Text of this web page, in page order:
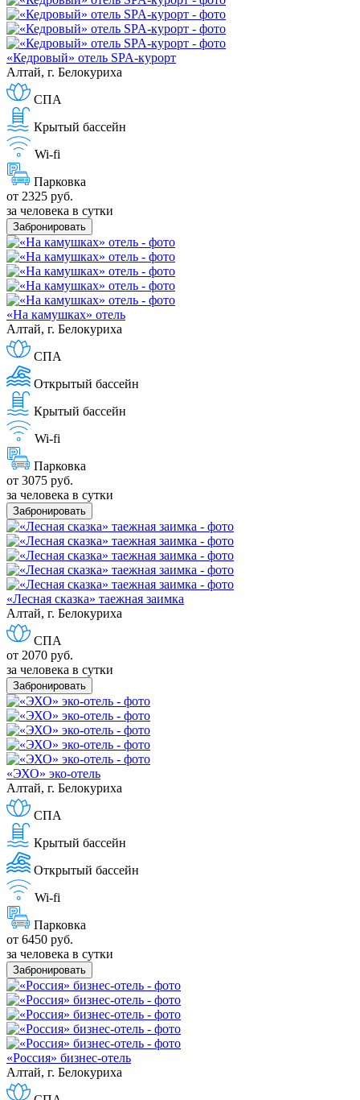
«Кедровый» отель SPA-курорт
Алтай, г. Белокуриха
СПА
Крытый бассейн
Wi-fi
Парковка
от 2325 руб.
за человека в сутки
Забронировать
«На камушках» отель
Алтай, г. Белокуриха
СПА
Открытый бассейн
Крытый бассейн
Wi-fi
Парковка
от 3075 руб.
за человека в сутки
Забронировать
«Лесная сказка» таежная заимка
Алтай, г. Белокуриха
СПА
от 2070 руб.
за человека в сутки
Забронировать
«ЭХО» эко-отель
Алтай, г. Белокуриха
СПА
Крытый бассейн
Открытый бассейн
Wi-fi
Парковка
от 6450 руб.
за человека в сутки
Забронировать
«Россия» бизнес-отель
Алтай, г. Белокуриха